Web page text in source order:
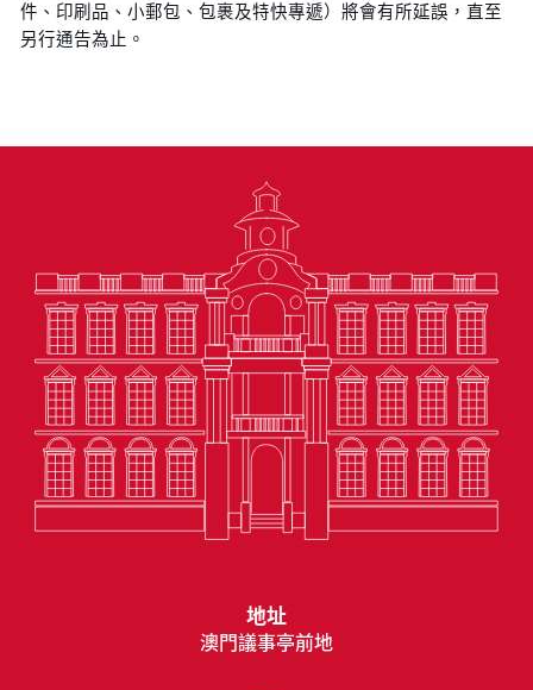
件、印刷品、小郵包、包裹及特快專遞）將會有所延誤，直至
另行通告為止。
地址
澳門議事亭前地